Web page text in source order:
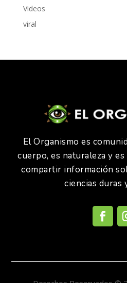
Videos
viral
El Organismo es
cuerpo, es naturaleza y
compartir información
ciencias duras